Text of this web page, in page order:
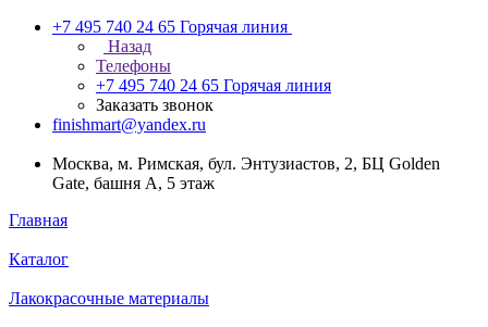
+7 495 740 24 65 Горячая линия
Назад
Телефоны
+7 495 740 24 65 Горячая линия
Заказать звонок
finishmart@yandex.ru
Москва, м. Римская, бул. Энтузиастов, 2, БЦ Golden
Gate, башня А, 5 этаж
Главная
Каталог
Лакокрасочные материалы